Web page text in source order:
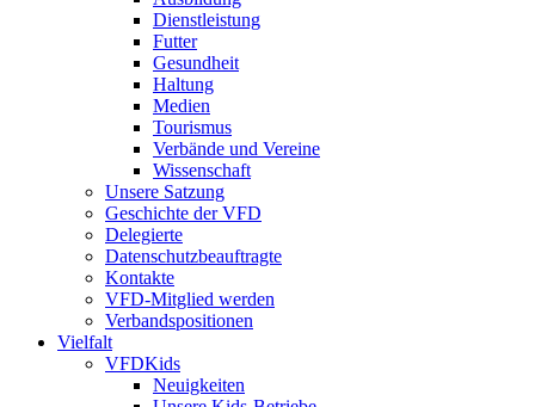
Dienstleistung
Futter
Gesundheit
Haltung
Medien
Tourismus
Verbände und Vereine
Wissenschaft
Unsere Satzung
Geschichte der VFD
Delegierte
Datenschutzbeauftragte
Kontakte
VFD-Mitglied werden
Verbandspositionen
Vielfalt
VFDKids
Neuigkeiten